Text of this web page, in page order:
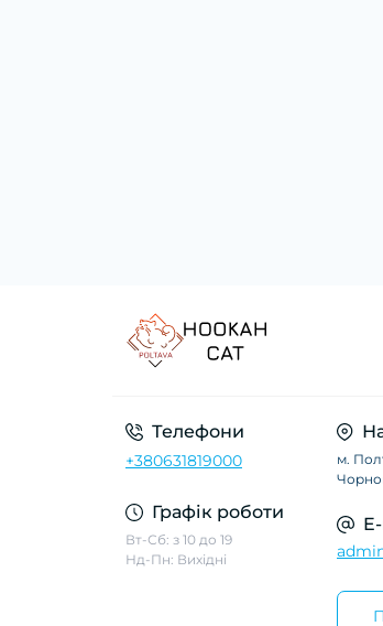
Телефони
+380631819000
Графік роботи
Вт-Сб: з 10 до 19
Нд-Пн: Вихідні
м.